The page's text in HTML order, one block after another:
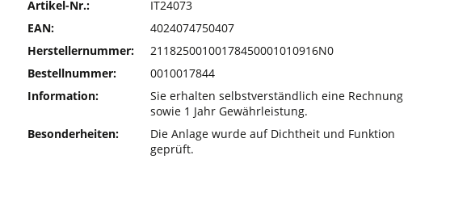
Artikel-Nr.:
IT24073
EAN:
4024074750407
Herstellernummer:
21182500100178450001010916N0
Bestellnummer:
0010017844
Information:
Sie erhalten selbstverständlich eine Rechnung
sowie 1 Jahr Gewährleistung.
Besonderheiten:
Die Anlage wurde auf Dichtheit und Funktion
geprüft.